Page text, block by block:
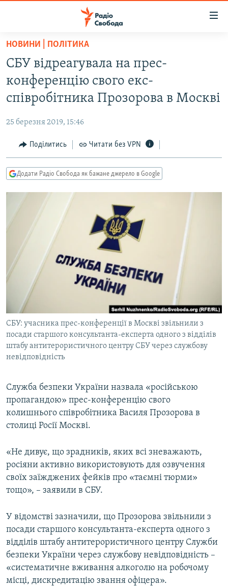
Перейти
основного
матеріалу
Перейти
до
основної
навігації
Перейти
до
пошуку
ВСЕ ЗА ДОБУ
СТАТТІ
ЕКОНОМІКА
СУСПІЛЬСТВО
РОСІЙСЬКА «ФІЛЬТРАЦІЯ»
ДОНБАС.РЕАЛІЇ
ТИ ЯК?
КИТАЙ.ВИКЛИКИ
МУЛЬТИМЕДІА
ФОТО
СПЕЦПРОЄКТИ
ПОДКАСТИ
КРИМ РЕАЛІЇ
РУС
УКР
ДОЛУЧАЙСЯ!
Усі сайти RFE/RL
НОВИНИ | ПОЛІТИКА
СБУ відреагувала на прес-
конференцію свого екс-
співробітника Прозорова в Москві
25 березня 2019, 15:46
Поділитись Читати без VPN
Додати Радіо Свобода як бажане джерело в Google
СБУ: учасника прес-конференції в Москві звільнили з
посади старшого консультанта-експерта одного з відділів
штабу антитерористичного центру СБУ через службову
невідповідність
Служба безпеки України назвала «російською
пропагандою» прес-конференцію свого
колишнього співробітника Василя Прозорова в
столиці Росії Москві.
«Не дивує, що зрадників, яких всі зневажають,
росіяни активно використовують для озвучення
своїх заїжджених фейків про «таємні тюрми»
тощо», – заявили в СБУ.
У відомстві зазначили, що Прозорова звільнили з
посади старшого консультанта-експерта одного з
відділів штабу антитерористичного центру Служби
безпеки України через службову невідповідність –
«систематичне вживання алкоголю на робочому
місці, дискредитацію звання офіцера».